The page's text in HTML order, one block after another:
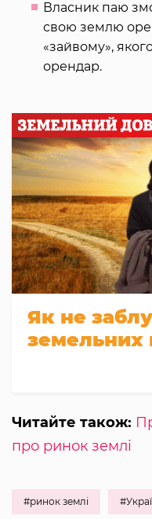
Власник паю
свою землю
«зайвому»,
орендар.
Як не
земельних
Читайте також:
про ринок землі
#ринок землі